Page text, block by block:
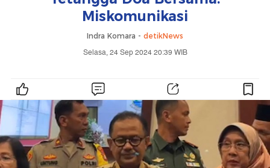
Miskomunikasi
Indra Komara - detikNews
Selasa, 24 Sep 2024 20:39 WIB